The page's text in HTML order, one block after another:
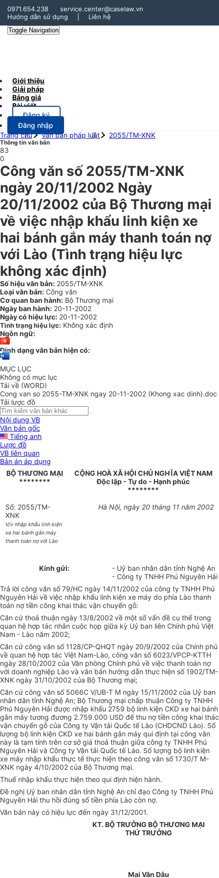
0971.654.238
service.center@caselaw.vn
Hướng dẫn sử dụng
Liên hệ
Toggle Navigation
Giới thiệu
Giải pháp
Bảng giá
Bài viết
Đăng ký
Đăng nhập
Trang chủ
Văn bản pháp luật 2055/TM-XNK
Thông tin văn bản
83
0
Công văn số 2055/TM-XNK
ngày 20/11/2002 Ngày
20/11/2002 của Bộ Thương mại
về việc nhập khẩu linh kiện xe
hai bánh gắn máy thanh toán nợ
với Lào (Tình trạng hiệu lực
không xác định)
Số hiệu văn bản: 2055/TM-XNK
Loại văn bản: Công văn
Cơ quan ban hành: Bộ Thương mại
Ngày ban hành: 20-11-2002
Ngày có hiệu lực: 20-11-2002
Tình trạng hiệu lực: Không xác định
Ngôn ngữ:
Định dạng văn bản hiện có:
MỤC LỤC
Không có mục lục
Tải về (WORD)
Cong van so 2055-TM-XNK ngay 20-11-2002 (Khong xac dinh).doc
Tải lược đồ
Nội dung VB
Văn bản gốc
Tiếng anh
Lược đồ
VB liên quan
Bản án áp dụng
BỘ THƯƠNG MẠI
********
CỘNG HOÀ XÃ HỘI CHỦ NGHĨA VIỆT NAM
Độc lập - Tự do - Hạnh phúc
********
Số: 2055/TM-
XNK
V/v nhập khẩu linh kiện
xe hai bánh gắn máy
thanh toán nợ với Lào
Hà Nội, ngày 20 tháng 11 năm 2002
Kính gửi:
- Uỷ ban nhân dân tỉnh Nghệ An
- Công ty TNHH Phú Nguyên Hải
Trả lời công văn số 79/HC ngày 14/11/2002 của công ty TNHH Phú
Nguyên Hải về việc nhập khẩu linh kiện xe máy do phía Lào thanh
toán nợ tiền công khai thác vận chuyển gỗ:
Căn cứ thoả thuận ngày 13/8/2002 về một số vấn đề cụ thể trong
quan hệ hợp tác nhân cuộc họp giữa kỳ Uỷ ban liên Chính phủ Việt
Nam - Lào năm 2002;
Căn cứ công văn số 1128/CP-QHQT ngày 20/9/2002 của Chính phủ
về quan hệ hợp tác Việt Nam-Lào, công văn số 6023/VPCP-KTTH
ngày 28/10/2002 của Văn phòng Chính phủ về việc thanh toán nợ
với doanh nghiệp Lào và văn bản hướng dẫn thực hiện số 1902/TM-
XNK ngày 31/10/2002 của Bộ Thương mại;
Căn cứ công văn số 5066C V/UB-T M ngày 15/11/2002 của Uỷ ban
nhân dân tỉnh Nghệ An; Bộ Thương mại chấp thuận Công ty TNHH
Phú Nguyên Hải được nhập khẩu 2759 bộ linh kiện CKD xe hai bánh
gắn máy tương đương 2.759.000 USD để thu nợ tiền công khai thác
vận chuyển gỗ của Công ty Vận tải Quốc tế Lào (CHDCND Lào). Số
lượng bộ linh kiện CKD xe hai bánh gắn máy qui định tại công văn
này là tạm tính trên cơ sở giá thoả thuận giữa công ty TNHH Phú
Nguyên Hải và Công ty Vận tải Quốc tế Lào. Số lượng bộ linh kiện
xe máy nhập khẩu thực tế thực hiện theo công văn số 1730/T M-
XNK ngày 4/10/2002 của Bộ Thương mại.
Thuế nhập khẩu thực hiện theo qui định hiện hành.
Đề nghị Uỷ ban nhân dân tỉnh Nghệ An chỉ đạo Công ty TNHH Phú
Nguyên Hải thu hồi đúng số tiền phía Lào còn nợ.
Văn bản này có hiệu lực đến ngày 31/12/2001.
KT. BỘ TRƯỞNG BỘ THƯƠNG MẠI
THỨ TRƯỞNG
Mai Văn Dâu